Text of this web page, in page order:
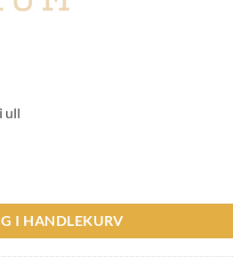
ull
I HANDLEKURV